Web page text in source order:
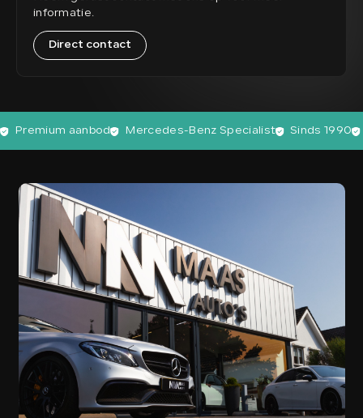
informatie.
Direct contact
Premium aanbod Mercedes-Benz Specialist Sinds 1990